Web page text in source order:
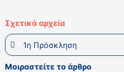
Σχετικά αρχεία
1η Πρόσκληση
Μοιραστείτε το άρθρο